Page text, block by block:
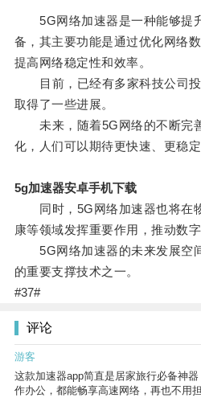
5G网络加速器是一种能够提
备，其主要功能是通过优化网络
提高网络稳定性和效率。
目前，已经有多家科技公司投
取得了一些进展。
未来，随着5G网络的不断完
化，人们可以期待更快速、更稳定
5g加速器安卓手机下载
同时，5G网络加速器也将在
康等领域发挥重要作用，推动数
5G网络加速器的未来发展空
的重要支撑技术之一。
#37#
评论
游客
这款加速器app简直是居家旅行必备神
作办公，都能畅享高速网络，再也不用